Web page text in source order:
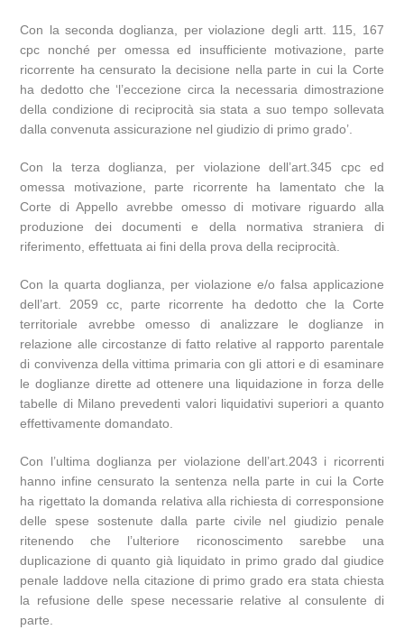
Con la seconda doglianza, per violazione degli artt. 115, 167
cpc nonché per omessa ed insufficiente motivazione, parte
ricorrente ha censurato la decisione nella parte in cui la Corte
ha dedotto che ‘l’eccezione circa la necessaria dimostrazione
della condizione di reciprocità sia stata a suo tempo sollevata
dalla convenuta assicurazione nel giudizio di primo grado’.
Con la terza doglianza, per violazione dell’art.345 cpc ed
omessa motivazione, parte ricorrente ha lamentato che la
Corte di Appello avrebbe omesso di motivare riguardo alla
produzione dei documenti e della normativa straniera di
riferimento, effettuata ai fini della prova della reciprocità.
Con la quarta doglianza, per violazione e/o falsa applicazione
dell’art. 2059 cc, parte ricorrente ha dedotto che la Corte
territoriale avrebbe omesso di analizzare le doglianze in
relazione alle circostanze di fatto relative al rapporto parentale
di convivenza della vittima primaria con gli attori e di esaminare
le doglianze dirette ad ottenere una liquidazione in forza delle
tabelle di Milano prevedenti valori liquidativi superiori a quanto
effettivamente domandato.
Con l’ultima doglianza per violazione dell’art.2043 i ricorrenti
hanno infine censurato la sentenza nella parte in cui la Corte
ha rigettato la domanda relativa alla richiesta di corresponsione
delle spese sostenute dalla parte civile nel giudizio penale
ritenendo che l’ulteriore riconoscimento sarebbe una
duplicazione di quanto già liquidato in primo grado dal giudice
penale laddove nella citazione di primo grado era stata chiesta
la refusione delle spese necessarie relative al consulente di
parte.